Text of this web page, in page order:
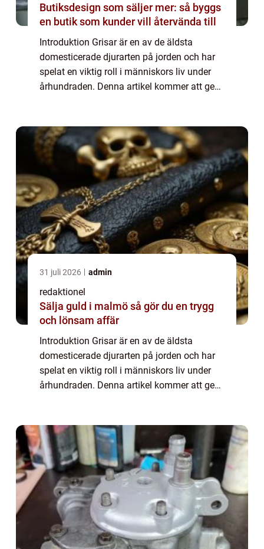
Butiksdesign som säljer mer: så byggs
en butik som kunder vill återvända till
Introduktion Grisar är en av de äldsta
domesticerade djurarten på jorden och har
spelat en viktig roll i människors liv under
århundraden. Denna artikel kommer att ge
31 juli 2026 admin
redaktionel
Sälja guld i malmö så gör du en trygg
och lönsam affär
Introduktion Grisar är en av de äldsta
domesticerade djurarten på jorden och har
spelat en viktig roll i människors liv under
århundraden. Denna artikel kommer att ge